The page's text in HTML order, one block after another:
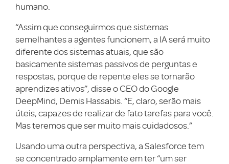
humano.
“Assim que conseguirmos que sistemas
semelhantes a agentes funcionem, a IA será muito
diferente dos sistemas atuais, que são
basicamente sistemas passivos de perguntas e
respostas, porque de repente eles se tornarão
aprendizes ativos”, disse o CEO do Google
DeepMind, Demis Hassabis. “E, claro, serão mais
úteis, capazes de realizar de fato tarefas para você.
Mas teremos que ser muito mais cuidadosos.”
Usando uma outra perspectiva, a Salesforce tem
se concentrado amplamente em ter “um ser